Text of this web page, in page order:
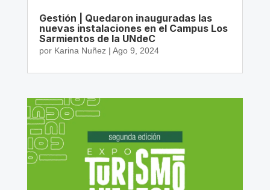
Gestión | Quedaron inauguradas las
nuevas instalaciones en el Campus Los
Sarmientos de la UNdeC
por Karina Nuñez| Ago 9, 2024